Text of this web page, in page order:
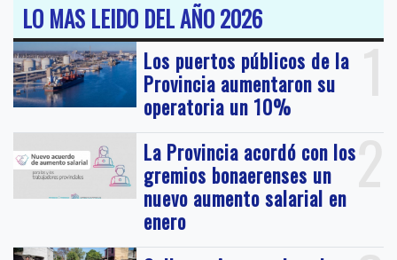
LO MAS LEIDO DEL AÑO 2026
1
Los puertos públicos de la
Provincia aumentaron su
operatoria un 10%
2
La Provincia acordó con los
gremios bonaerenses un
nuevo aumento salarial en
enero